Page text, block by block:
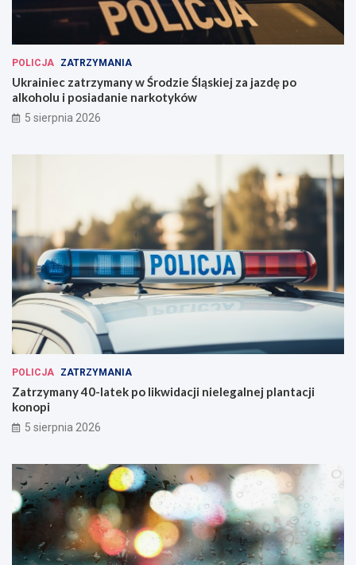
POLICJA ZATRZYMANIA
Ukrainiec zatrzymany w Środzie Śląskiej za jazdę po
alkoholu i posiadanie narkotyków
5 sierpnia 2026
POLICJA ZATRZYMANIA
Zatrzymany 40-latek po likwidacji nielegalnej plantacji
konopi
5 sierpnia 2026